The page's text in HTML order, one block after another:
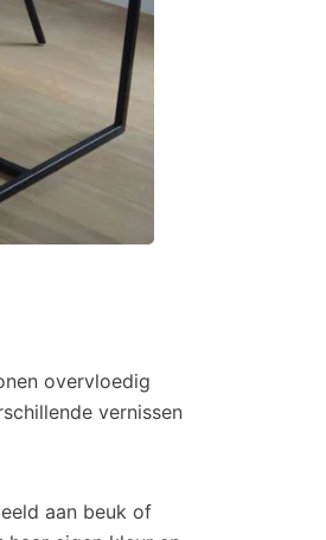
overvloedig
vernissen
aan beuk of